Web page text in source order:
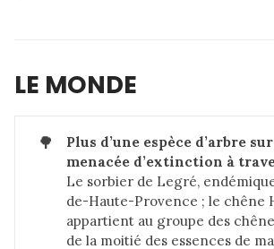
LE MONDE
🌳
Plus d’une espèce d’arbre
menacée d’extinction à
Le sorbier de Legré,
de-Haute-Provence ; le chêne
appartient au groupe des
de la moitié des essences de